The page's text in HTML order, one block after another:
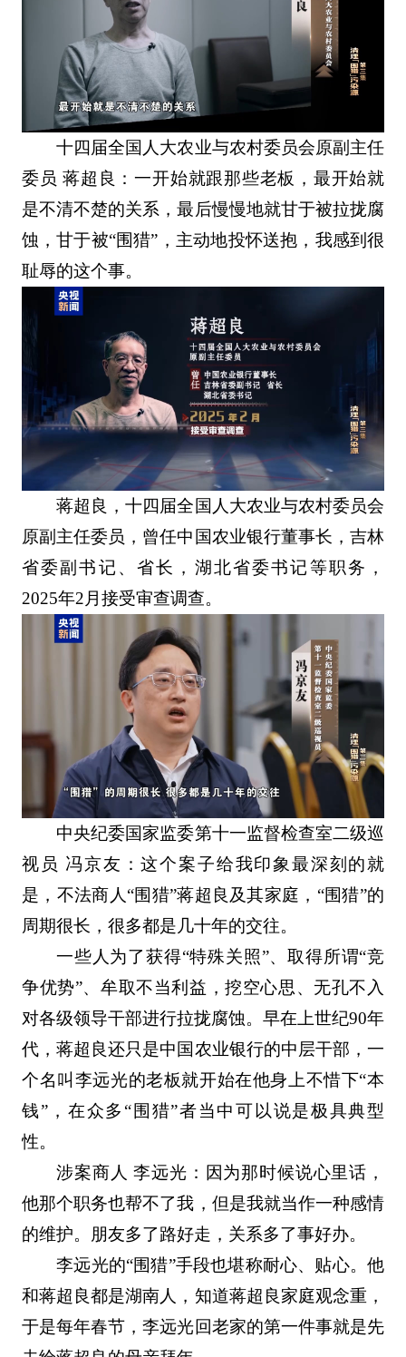
十四届全国人大农业与农村委员会原副主任
委员 蒋超良：一开始就跟那些老板，最开始就
是不清不楚的关系，最后慢慢地就甘于被拉拢腐
蚀，甘于被“围猎”，主动地投怀送抱，我感到很
耻辱的这个事。
蒋超良，十四届全国人大农业与农村委员会
原副主任委员，曾任中国农业银行董事长，吉林
省委副书记、省长，湖北省委书记等职务，
2025年2月接受审查调查。
中央纪委国家监委第十一监督检查室二级巡
视员 冯京友：这个案子给我印象最深刻的就
是，不法商人“围猎”蒋超良及其家庭，“围猎”的
周期很长，很多都是几十年的交往。
一些人为了获得“特殊关照”、取得所谓“竞
争优势”、牟取不当利益，挖空心思、无孔不入
对各级领导干部进行拉拢腐蚀。早在上世纪90年
代，蒋超良还只是中国农业银行的中层干部，一
个名叫李远光的老板就开始在他身上不惜下“本
钱”，在众多“围猎”者当中可以说是极具典型
性。
涉案商人 李远光：因为那时候说心里话，
他那个职务也帮不了我，但是我就当作一种感情
的维护。朋友多了路好走，关系多了事好办。
李远光的“围猎”手段也堪称耐心、贴心。他
和蒋超良都是湖南人，知道蒋超良家庭观念重，
于是每年春节，李远光回老家的第一件事就是先